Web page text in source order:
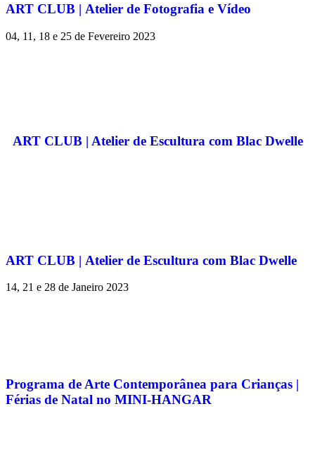
ART CLUB | Atelier de Fotografia e Vídeo
04, 11, 18 e 25 de Fevereiro 2023
ART CLUB | Atelier de Escultura com Blac Dwelle
ART CLUB | Atelier de Escultura com Blac Dwelle
14, 21 e 28 de Janeiro 2023
Programa de Arte Contemporânea para Crianças |
Férias de Natal no MINI-HANGAR